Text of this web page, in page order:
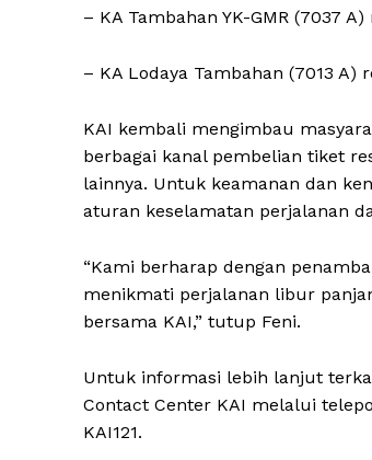
– KA Tambahan YK-GMR (7037
– KA Lodaya Tambahan (7013 A)
KAI kembali mengimbau
berbagai kanal pembelian tiket
lainnya. Untuk keamanan dan
aturan keselamatan perjalanan
“Kami berharap dengan
menikmati perjalanan libur
bersama KAI,” tutup Feni.
Untuk informasi lebih lanjut
Contact Center KAI melalui
KAI121.